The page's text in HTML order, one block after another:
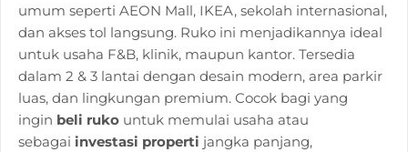
umum seperti AEON Mall, IKEA, sekolah internasional,
dan akses tol langsung. Ruko ini menjadikannya ideal
untuk usaha F&B, klinik, maupun kantor. Tersedia
dalam 2 & 3 lantai dengan desain modern, area parkir
luas, dan lingkungan premium. Cocok bagi yang
ingin beli ruko untuk memulai usaha atau
sebagaiinvestasi properti jangka panjang,